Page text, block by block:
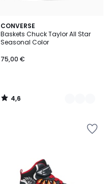
CONVERSE
Baskets Chuck Taylor All Star
Seasonal Color
75,00 €
4,6
/ 5
5
Couleurs
4,6
/